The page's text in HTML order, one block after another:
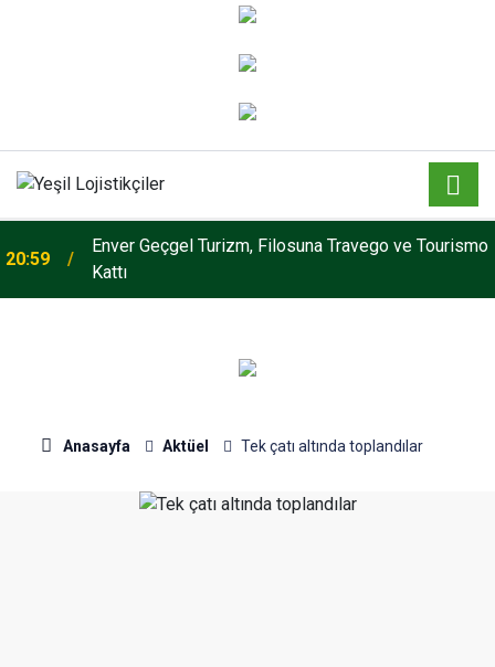
Kattı
13:49
Ege Bölgesi'nin ilk Renault Trucks Master Red
EDITION'ı ÖKN Lojistik filosuna katıldı
Anasayfa Aktüel Tek çatı altında toplandılar